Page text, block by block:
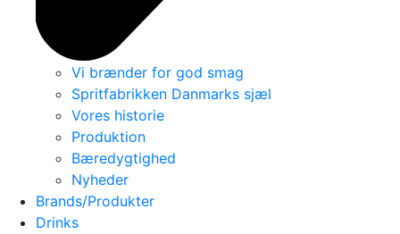
Vi brænder for god smag
Spritfabrikken Danmarks sjæl
Vores historie
Produktion
Bæredygtighed
Nyheder
Brands/Produkter
Drinks